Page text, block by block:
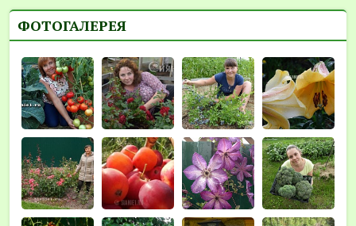
ФОТОГАЛЕРЕЯ